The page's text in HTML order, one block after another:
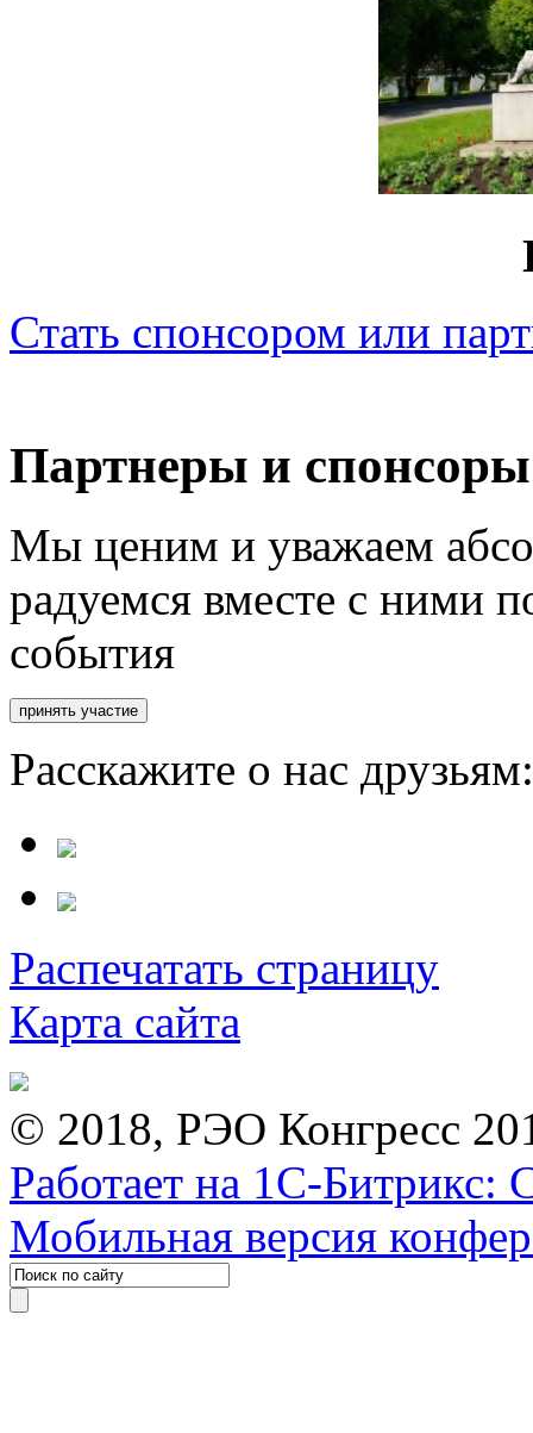
Стать спонсором или
Партнеры и спонсоры
Мы ценим и уважаем
радуемся вместе с ними
события
Расскажите о нас
Распечатать страницу
Карта сайта
© 2018, РЭО Конгресс
Работает на 1С-Битрикс:
Мобильная версия